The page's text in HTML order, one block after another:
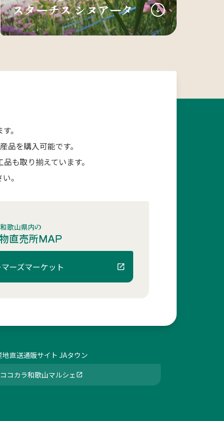
スターチス シヌアータ
。
を購入可能です。
も取り揃えています。
。
和歌山県内の
直売所MAP
ーズマーケット
地直送通販サイト JAタウン
ココカラ和歌山マルシェ